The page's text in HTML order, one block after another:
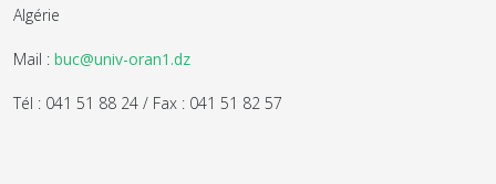
Algérie
Mail : buc@univ-oran1.dz
Tél : 041 51 88 24 / Fax : 041 51 82 57